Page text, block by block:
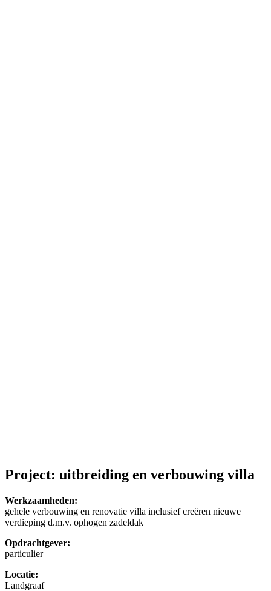
Project: uitbreiding en verbouwing villa
Werkzaamheden:
gehele verbouwing en renovatie villa inclusief creëren nieuwe
verdieping d.m.v. ophogen zadeldak
Opdrachtgever:
particulier
Locatie:
Landgraaf